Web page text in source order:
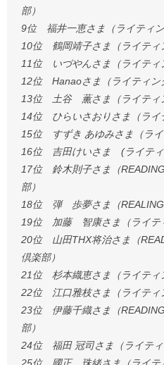
部）
9位 福井一恵さま（ライティン
10位 鶴岡靖子さま（ライティ
11位 いづやんさま（ライティ
12位 Hanaoさま（ライティン
13位 土谷 薫さま（ライティ
14位 ひらいさおりさま（ライ
15位 すずき あゆみさま（ライ
16位 吉田けいさま (ライティ
17位 鈴木則子さま（
部）
18位 弾 歩夢さま（REALING
19位 加藤 智康さま（ライテ
20位 山田THX将治さま（
倶楽部）
21位 杉本織恵さま（ライティ
22位 江口雅枝さま（ライティ
23位 伊藤千織さま（
部）
24位 福田 冠司さま（ライティ